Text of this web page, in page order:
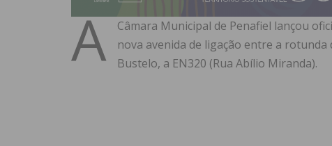
A
Câmara Municipal de Penafiel lançou
nova avenida de ligação entre a rotunda
Bustelo, a EN320 (Rua Abílio Miranda).